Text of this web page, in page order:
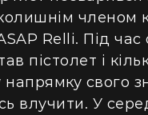
членом
Relli. Під час
пістолет і
напрямку свого
влучити. У